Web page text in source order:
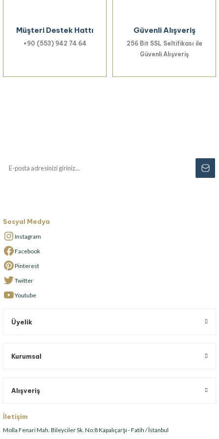
Müşteri Destek Hattı
+90 (553) 942 74 64
Güvenli Alışveriş
256 Bit SSL Seltifikası ile
Güvenli Alışveriş
Sosyal Medya
Instagram
Facebook
Pinterest
Twitter
Youtube
Üyelik
Kurumsal
Alışveriş
İletişim
Molla Fenari Mah. Bileyciler Sk. No:8 Kapalıçarşı - Fatih / İstanbul